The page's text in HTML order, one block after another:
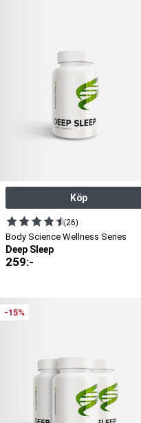
Köp
(26)
Body Science Wellness Series
Deep Sleep
259:-
-15%